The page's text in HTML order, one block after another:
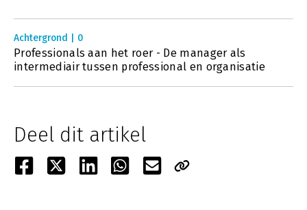
Achtergrond | 0
Professionals aan het roer - De manager als
intermediair tussen professional en organisatie
Deel dit artikel